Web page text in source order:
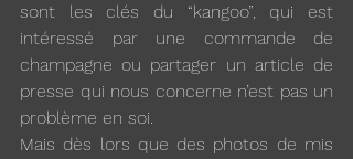
sont les clés du “kangoo”, qui est
intéressé par une commande de
champagne ou partager un article de
presse qui nous concerne n’est pas un
problème en soi.
Mais dès lors que des photos de mis